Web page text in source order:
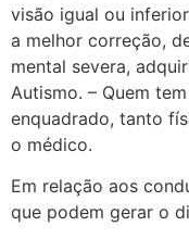
visão igual ou
a melhor correção,
mental severa,
Autismo. – Quem
enquadrado, tanto
o médico.
Em relação aos
que podem gerar o